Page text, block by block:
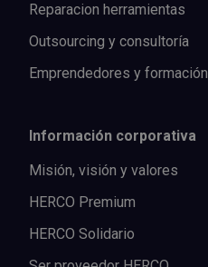
Reparacion herramientas
Outsourcing y consultoría
Emprendedores y formación
Información corporativa
Misión, visión y valores
HERCO Premium
HERCO Solidario